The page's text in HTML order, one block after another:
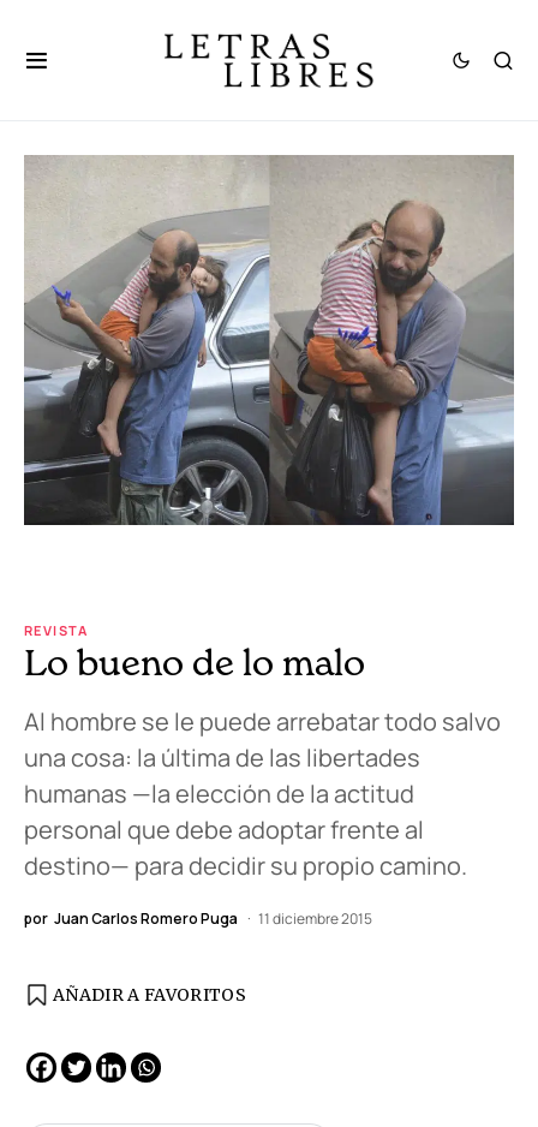
REVISTA
Lo bueno de lo malo
Al hombre se le puede arrebatar todo salvo
una cosa: la última de las libertades
humanas —la elección de la actitud
personal que debe adoptar frente al
destino— para decidir su propio camino.
por Juan Carlos Romero Puga 11 diciembre 2015
AÑADIR A FAVORITOS